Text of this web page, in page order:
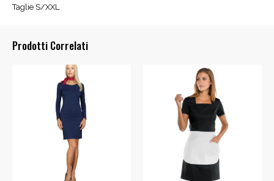
Taglie S/XXL
Prodotti Correlati